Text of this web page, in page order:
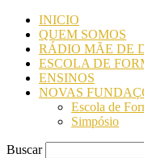
INICIO
QUEM SOMOS
RÁDIO MÃE DE
ESCOLA DE
ENSINOS
NOVAS
Escola de
Simpósio
Buscar